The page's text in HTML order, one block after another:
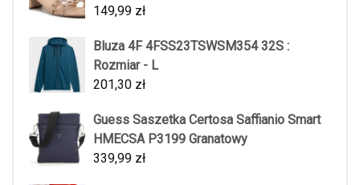
149,99 zł
Bluza 4F 4FSS23TSWSM354 32S :
Rozmiar - L
201,30 zł
Guess Saszetka Certosa Saffianio Smart
HMECSA P3199 Granatowy
339,99 zł